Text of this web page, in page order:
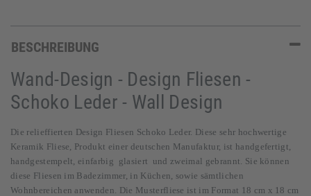
BESCHREIBUNG
Wand-Design - Design Fliesen -
Schoko Leder - Wall Design
Die relieffierten Design Fliesen Schoko Leder. Diese sehr hochwertige
Keramik Fliese, Produkt einer deutschen Manufaktur, ist handgefertigt,
handgestempelt, einfarbig glasiert und zweimal gebrannt. Sie können
diese Fliesen im Badezimmer, in Küchen, sowie sämtlichen
Wohnbereichen anwenden. Die Musterfliese ist im Format 18 cm x 18 cm